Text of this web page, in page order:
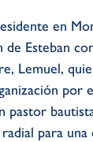
en
de Esteban
Lemuel,
por
pastor
para una